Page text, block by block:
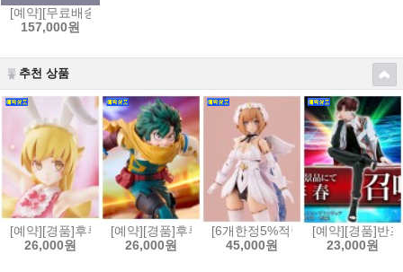
[예약][무료배송]figma 피그마 엘든링 - 영마 토렌트[4545784069653]
157,000원
추천 상품
[예약][경품]후류 BiCute Bunnies 모노가타리 시리즈 오시노 시노부 피
26,000원
[예약][경품]후류 무츄토 나히아 더 무비 유어 넥스
26,000원
[6개한정5%적립][예약]아르카나
45,000원
[예약][경품]반
23,000원